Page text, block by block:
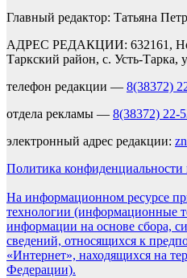
Главный редактор: Татьяна
АДРЕС РЕДАКЦИИ: 632161,
Таркский район, с. Усть-Тарка,
телефон редакции — 8(38372)
отдела рекламы — 8(38372) 22-
электронный адрес редакции:
Политика
На информационном ресурсе
технологии (информационные
информации на основе сбора,
сведений, относящихся к
«Интернет», находящихся на
Федерации).